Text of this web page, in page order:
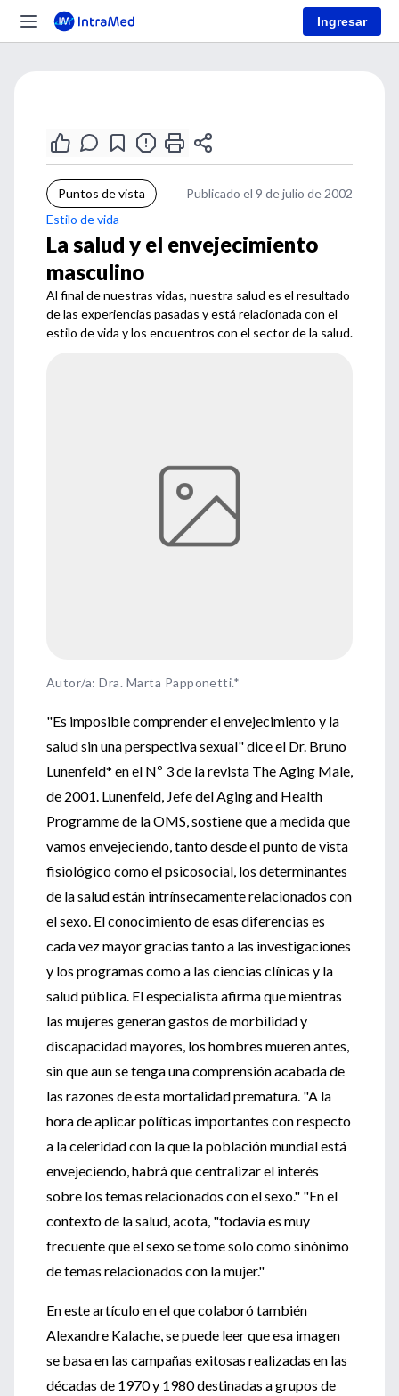
Ingresar
Puntos de vista
Publicado el 9 de julio de 2002
Estilo de vida
La salud y el envejecimiento
masculino
Al final de nuestras vidas, nuestra salud es el resultado
de las experiencias pasadas y está relacionada con el
estilo de vida y los encuentros con el sector de la salud.
Autor/a: Dra. Marta Papponetti.*
"Es imposible comprender el envejecimiento y la
salud sin una perspectiva sexual" dice el Dr. Bruno
Lunenfeld* en el Nº 3 de la revista The Aging Male,
de 2001. Lunenfeld, Jefe del Aging and Health
Programme de la OMS, sostiene que a medida que
vamos envejeciendo, tanto desde el punto de vista
fisiológico como el psicosocial, los determinantes
de la salud están intrínsecamente relacionados con
el sexo. El conocimiento de esas diferencias es
cada vez mayor gracias tanto a las investigaciones
y los programas como a las ciencias clínicas y la
salud pública. El especialista afirma que mientras
las mujeres generan gastos de morbilidad y
discapacidad mayores, los hombres mueren antes,
sin que aun se tenga una comprensión acabada de
las razones de esta mortalidad prematura. "A la
hora de aplicar políticas importantes con respecto
a la celeridad con la que la población mundial está
envejeciendo, habrá que centralizar el interés
sobre los temas relacionados con el sexo." "En el
contexto de la salud, acota, "todavía es muy
frecuente que el sexo se tome solo como sinónimo
de temas relacionados con la mujer."
En este artículo en el que colaboró también
Alexandre Kalache, se puede leer que esa imagen
se basa en las campañas exitosas realizadas en las
décadas de 1970 y 1980 destinadas a grupos de